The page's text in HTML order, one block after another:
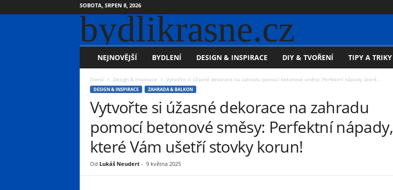
SOBOTA, SRPEN 8, 2026
bydlikrasne.cz
NEJNOVĚJŠÍ BYDLENÍ DESIGN & INSPIRACE DIY & TVOŘENÍ TIPY A TRIKY
Domů Design & Inspirace Vytvořte si úžasné dekorace na zahradu pomocí betonové směsy: Perfektní nápady, které...
DESIGN & INSPIRACE ZAHRADA & BALKON
Vytvořte si úžasné dekorace na zahradu
pomocí betonové směsy: Perfektní nápady,
které Vám ušetří stovky korun!
Od Lukáš Neudert- 9 května 2025